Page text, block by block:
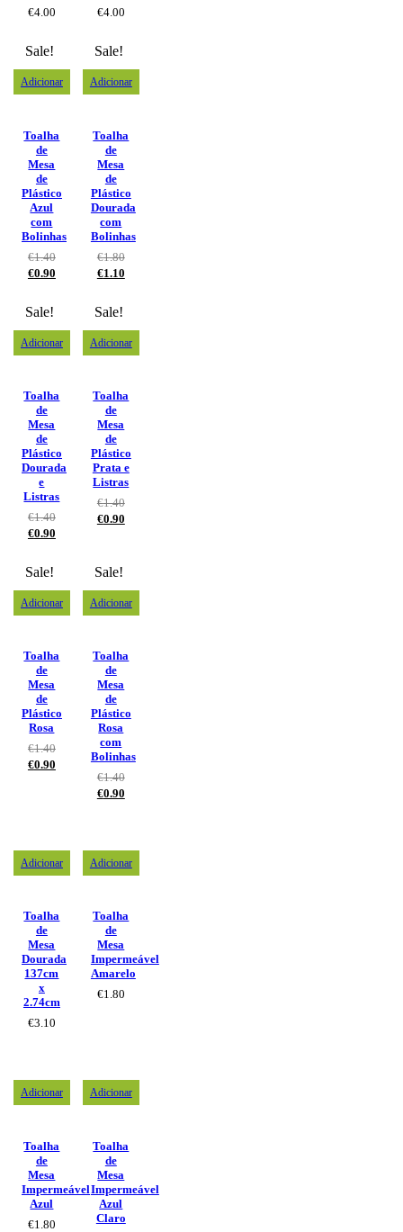
€4.00
€4.00
Sale!
Adicionar
Toalha
de
Mesa
de
Plástico
Azul
com
Bolinhas
€1.40
€0.90
Sale!
Adicionar
Toalha
de
Mesa
de
Plástico
Dourada
com
Bolinhas
€1.80
€1.10
Sale!
Adicionar
Toalha
de
Mesa
de
Plástico
Dourada
e
Listras
€1.40
€0.90
Sale!
Adicionar
Toalha
de
Mesa
de
Plástico
Prata e
Listras
€1.40
€0.90
Sale!
Adicionar
Toalha
de
Mesa
de
Plástico
Rosa
€1.40
€0.90
Sale!
Adicionar
Toalha
de
Mesa
de
Plástico
Rosa
com
Bolinhas
€1.40
€0.90
Adicionar
Toalha
de
Mesa
Dourada
137cm
x
2.74cm
€3.10
Adicionar
Toalha
de
Mesa
Impermeável
Amarelo
€1.80
Adicionar
Toalha
de
Mesa
Impermeável
Azul
€1.80
Adicionar
Toalha
de
Mesa
Impermeável
Azul
Claro